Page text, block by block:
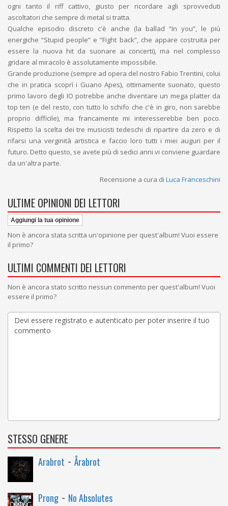
ogni tanto il riff cattivo, giusto per ricordare agli sprovveduti
ascoltatori che sempre di metal si tratta.
Qualche episodio discreto c'è anche (la ballad “In you”, le più
energiche “Stupid people” e “Fight back”, che appare costruita per
essere la nuova hit da suonare ai concerti), ma nel complesso
gridare al miracolo è assolutamente impossibile.
Grande produzione (sempre ad opera del nostro Fabio Trentini, colui
che in pratica scoprì i Guano Apes), ottimamente suonato, questo
primo lavoro degli IO potrebbe anche diventare un mega platter da
top ten (e del resto, con tutto lo schifo che c'è in giro, non sarebbe
proprio difficile), ma francamente mi interesserebbe ben poco.
Rispetto la scelta dei tre musicisti tedeschi di ripartire da zero e di
rifarsi una verginità artistica e faccio loro tutti i miei auguri per il
futuro. Detto questo, se avete più di sedici anni vi conviene guardare
da un'altra parte.
Recensione a cura di Luca Franceschini
ULTIME OPINIONI DEI LETTORI
Aggiungi la tua opinione
Non è ancora stata scritta un'opinione per quest'album! Vuoi essere
il primo?
ULTIMI COMMENTI DEI LETTORI
Non è ancora stato scritto nessun commento per quest'album! Vuoi
essere il primo?
STESSO GENERE
Arabrot - Årabrot
Prong - No Absolutes